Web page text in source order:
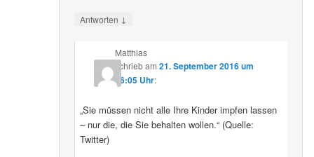
Antworten ↓
Matthias
schriebam 21. September 2016 um
16:05 Uhr:
„Sie müssen nicht alle Ihre Kinder impfen lassen
– nur die, die Sie behalten wollen.“ (Quelle:
Twitter)